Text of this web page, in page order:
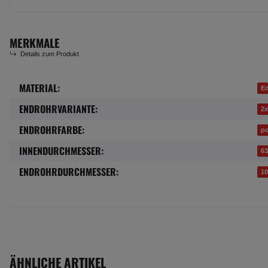
MERKMALE
Details zum Produkt
Produkteigenschaft
Wert
MATERIAL:
ENDROHRVARIANTE:
ENDROHRFARBE:
INNENDURCHMESSER:
ENDROHRDURCHMESSER:
ÄHNLICHE ARTIKEL